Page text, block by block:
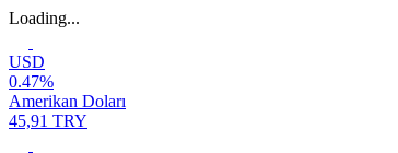
Loading...
USD
0.47%
Amerikan Doları
45,91 TRY